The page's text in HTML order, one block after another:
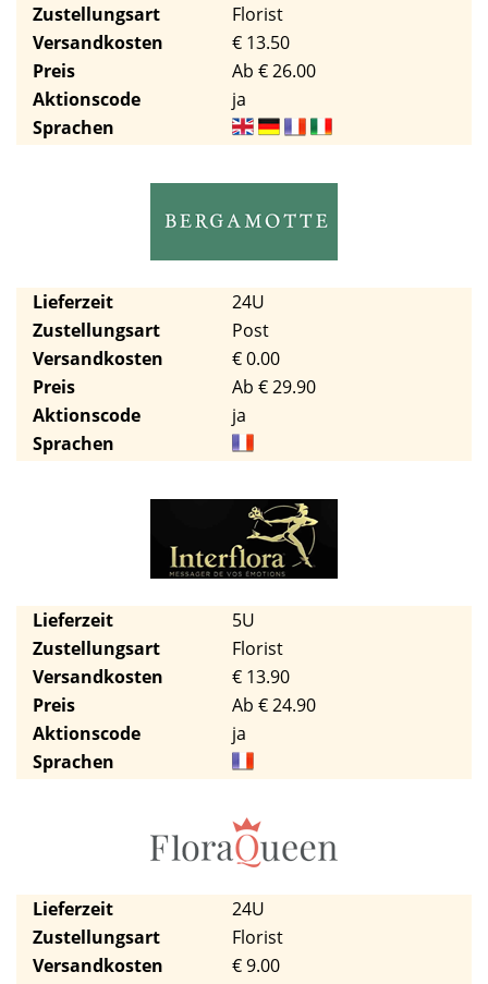
Zustellungsart
Florist
Versandkosten
€ 13.50
Preis
Ab € 26.00
Aktionscode
ja
Sprachen
Lieferzeit
24U
Zustellungsart
Post
Versandkosten
€ 0.00
Preis
Ab € 29.90
Aktionscode
ja
Sprachen
Lieferzeit
5U
Zustellungsart
Florist
Versandkosten
€ 13.90
Preis
Ab € 24.90
Aktionscode
ja
Sprachen
Lieferzeit
24U
Zustellungsart
Florist
Versandkosten
€ 9.00